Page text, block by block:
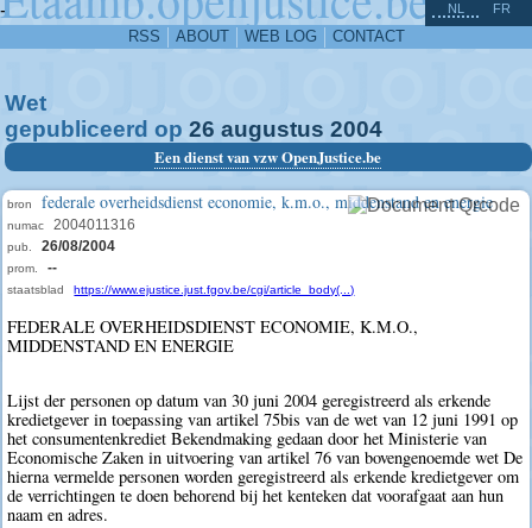
-
RSS ABOUT WEB LOG CONTACT
NL FR
Wet
gepubliceerd op 26 augustus 2004
Een dienst van vzw OpenJustice.be
bron federale overheidsdienst economie, k.m.o., middenstand en energie
numac 2004011316
pub. 26/08/2004
prom. --
staatsblad https://www.ejustice.just.fgov.be/cgi/article_body(...)
FEDERALE OVERHEIDSDIENST ECONOMIE, K.M.O.,
MIDDENSTAND EN ENERGIE
Lijst der personen op datum van 30 juni 2004 geregistreerd als erkende
kredietgever in toepassing van artikel 75bis van de wet van 12 juni 1991 op
het consumentenkrediet Bekendmaking gedaan door het Ministerie van
Economische Zaken in uitvoering van artikel 76 van bovengenoemde wet De
hierna vermelde personen worden geregistreerd als erkende kredietgever om
de verrichtingen te doen behorend bij het kenteken dat voorafgaat aan hun
naam en adres.
^